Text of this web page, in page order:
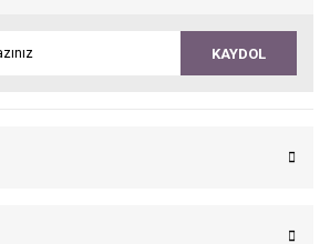
KAYDOL